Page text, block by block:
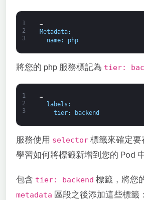
1
2
3
…
Metadata:
name: php
將您的 php 服務標記為 tier:
1
2
3
…
labels :
tier: backend
服務使用 selector 標籤來確定
學習如何將標籤新增到您的 Pod 中
包含 tier: backend 標籤，將您
metadata 區段之後添加這些標籤：